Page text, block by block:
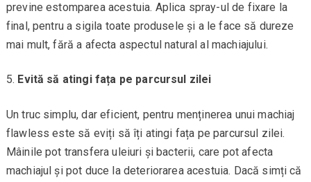
previne estomparea acestuia. Aplica spray-ul de fixare la
final, pentru a sigila toate produsele și a le face să dureze
mai mult, fără a afecta aspectul natural al machiajului.
Evită să atingi fața pe parcursul zilei
Un truc simplu, dar eficient, pentru menținerea unui machiaj
flawless este să eviți să îți atingi fața pe parcursul zilei.
Mâinile pot transfera uleiuri și bacterii, care pot afecta
machiajul și pot duce la deteriorarea acestuia. Dacă simți că